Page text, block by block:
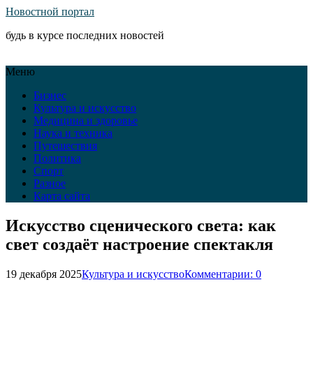
Новостной портал
будь в курсе последних новостей
Меню
Бизнес
Культура и искусство
Медицина и здоровье
Наука и техника
Путешествия
Политика
Спорт
Разное
Карта сайта
Искусство сценического света: как
свет создаёт настроение спектакля
19 декабря 2025Культура и искусствоКомментарии: 0